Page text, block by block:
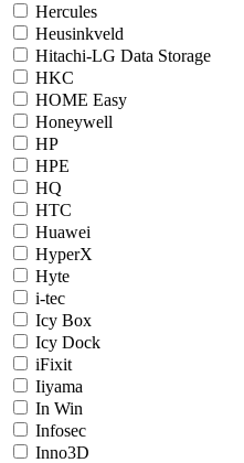
Hercules
Heusinkveld
Hitachi-LG Data Storage
HKC
HOME Easy
Honeywell
HP
HPE
HQ
HTC
Huawei
HyperX
Hyte
i-tec
Icy Box
Icy Dock
iFixit
Iiyama
In Win
Infosec
Inno3D